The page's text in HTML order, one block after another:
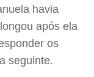
havia
após ela
os
seguinte.